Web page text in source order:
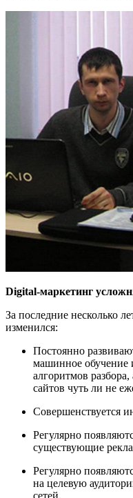
Digital-маркетинг
За последние несколько
изменился:
Постоянно
машинное обучение
алгоритмов
сайтов чуть ли не
Совершенствуется
Регулярно
существующие
Регулярно
на целевую
сетей.